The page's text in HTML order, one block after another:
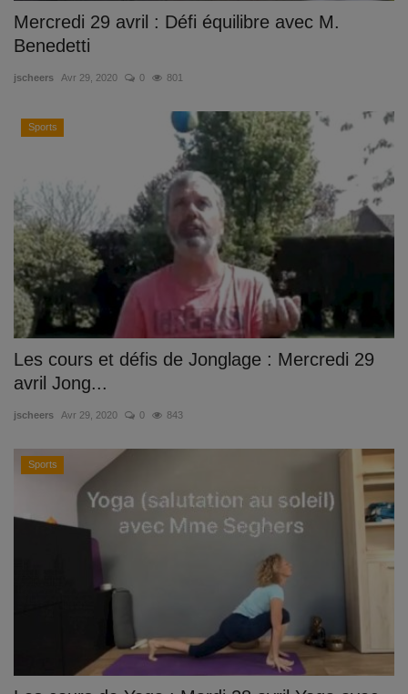
Mercredi 29 avril : Défi équilibre avec M.
Benedetti
jscheers Avr 29, 2020 0 801
Sports
Les cours et défis de Jonglage : Mercredi 29
avril Jong...
jscheers Avr 29, 2020 0 843
Sports